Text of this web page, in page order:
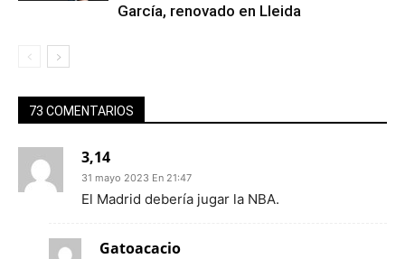
García, renovado en Lleida
73 COMENTARIOS
3,14
31 mayo 2023 En 21:47
El Madrid debería jugar la NBA.
Gatoacacio